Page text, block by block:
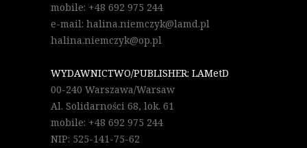
mobile: +48 692 975 244
e-mail: halina.niemczyk@lamd.pl
halina.niemczyk@op.pl
WYDAWNICTWO/PUBLISHER: LAMetD
00-240 Warszawa/Warsaw
Al. Solidarności 68, lok. 61
mobile: +48 692 975 244
NIP: 525-141-75-62